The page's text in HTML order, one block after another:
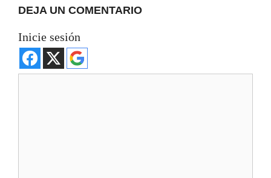
DEJA UN COMENTARIO
Inicie sesión